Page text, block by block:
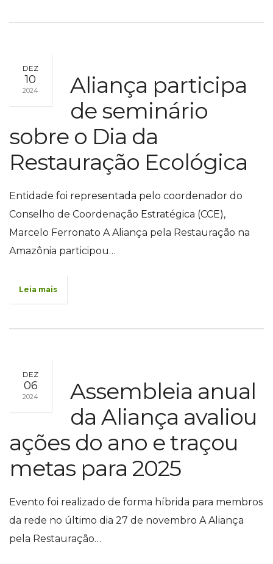
DEZ
10
2024
Aliança participa
de seminário
sobre o Dia da
Restauração Ecológica
Entidade foi representada pelo coordenador do
Conselho de Coordenação Estratégica (CCE),
Marcelo Ferronato A Aliança pela Restauração na
Amazônia participou…
Leia mais
DEZ
06
2024
Assembleia anual
da Aliança avaliou
ações do ano e traçou
metas para 2025
Evento foi realizado de forma híbrida para membros
da rede no último dia 27 de novembro A Aliança
pela Restauração…